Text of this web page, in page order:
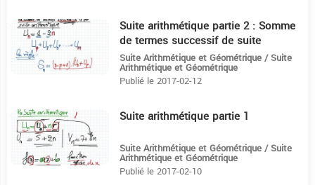
6:8 Suite arithmétique partie 2 : Somme
de termes successif de suite
arithmétique
Suite Arithmétique et Géométrique / Suite
Arithmétique et Géométrique
Publié le 2017-02-12
23:58 Suite arithmétique partie 1
Suite Arithmétique et Géométrique / Suite
Arithmétique et Géométrique
Publié le 2017-02-10